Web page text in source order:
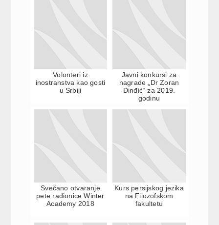
Volonteri iz
inostranstva kao gosti
u Srbiji
Javni konkursi za
nagrade „Dr Zoran
Đinđić“ za 2019.
godinu
Svečano otvaranje
pete radionice Winter
Academy 2018
Kurs persijskog jezika
na Filozofskom
fakultetu